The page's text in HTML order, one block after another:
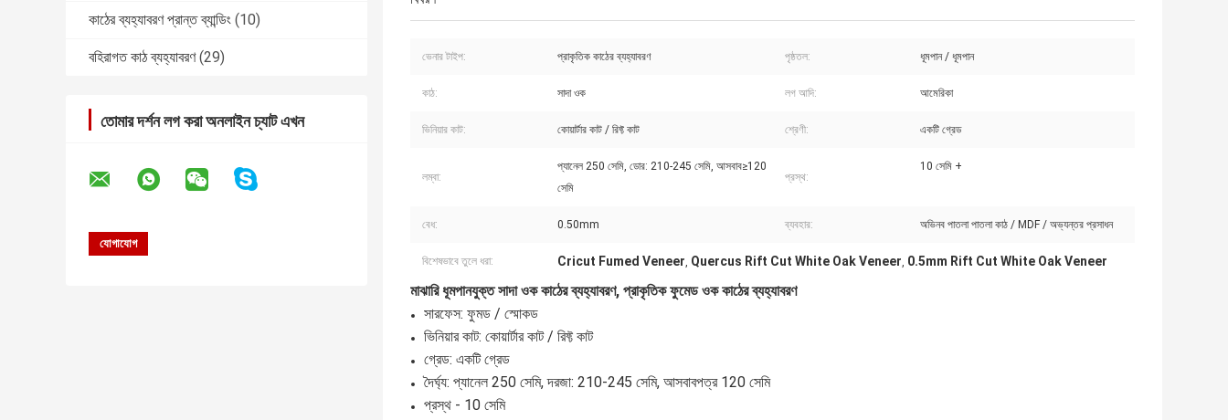
কাঠের ব্যহ্যাবরণ প্রান্ত ব্যান্ডিং (10)
বহিরাগত কাঠ ব্যহ্যাবরণ (29)
তোমার দর্শন লগ করা অনলাইন চ্যাট এখন
ভেনার টাইপ: প্রাকৃতিক কাঠের ব্যহ্যাবরণ পৃষ্ঠতল: ধূমপান / ধূমপান
কাঠ: সাদা ওক লগ আদি: আমেরিকা
ভিনিয়ার কাট: কোয়ার্টার কাট / রিফ্ট কাট শ্রেণী: একটি গ্রেড
লম্বা:
প্যানেল 250 সেমি, ডোর: 210-245 সেমি, আসবাব≥120
সেমি
প্রস্থ:
10 সেমি +
বেধ: 0.50mm ব্যবহার: অভিনব পাতলা পাতলা কাঠ / MDF / অভ্যন্তর প্রসাধন
বিশেষভাবে তুলে ধরা: Cricut Fumed Veneer, Quercus Rift Cut White Oak Veneer, 0.5mm Rift Cut White Oak Veneer
মাঝারি ধূমপানযুক্ত সাদা ওক কাঠের ব্যহ্যাবরণ, প্রাকৃতিক ফুমেড ওক কাঠের ব্যহ্যাবরণ
সারফেস: ফুমড / স্মোকড
ভিনিয়ার কাট: কোয়ার্টার কাট / রিফ্ট কাট
গ্রেড: একটি গ্রেড
দৈর্ঘ্য: প্যানেল 250 সেমি, দরজা: 210-245 সেমি, আসবাবপত্র 120 সেমি
প্রস্থ - 10 সেমি